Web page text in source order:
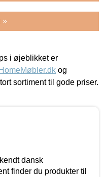
»
i øjeblikket er
og
sortiment til gode priser.
dansk
finder du produkter til